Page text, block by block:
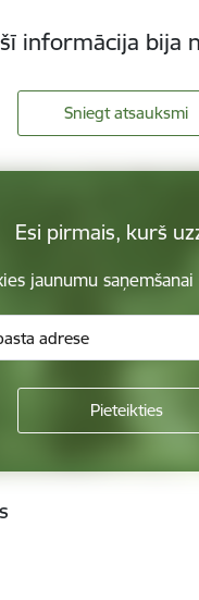
informācija bija
Sniegt atsauksmi
Esi pirmais, kurš
jaunumu saņemšanai